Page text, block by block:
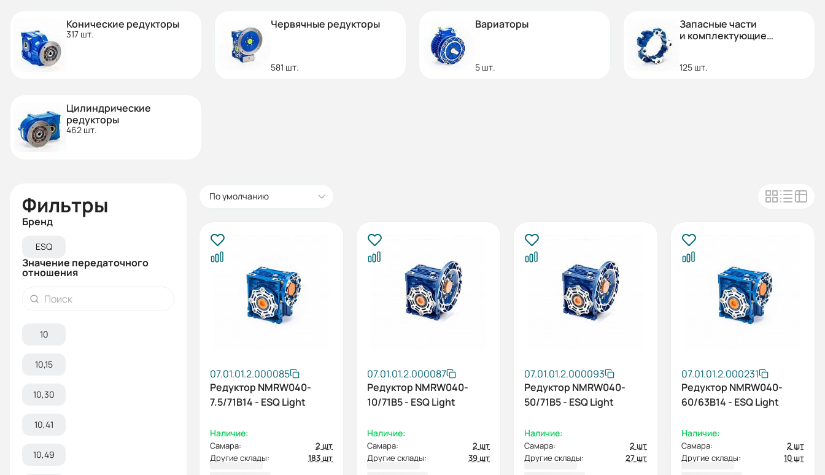
Конические редукторы
317 шт.
Червячные редукторы
581 шт.
Вариаторы
5 шт.
Запасные части
и комплектующие
125 шт.
Цилиндрические
редукторы
462 шт.
Фильтры
Бренд
ESQ
Значение передаточного
отношения
10
10,15
10,30
10,41
10,49
По умолчанию
07.01.01.2.000085
Редуктор NMRW040-
7.5/71B14 - ESQ Light
Наличие:
Самара:
2 шт
Другие склады:
183 шт
07.01.01.2.000087
Редуктор NMRW040-
10/71B5 - ESQ Light
Наличие:
Самара:
2 шт
Другие склады:
39 шт
07.01.01.2.000093
Редуктор NMRW040-
50/71B5 - ESQ Light
Наличие:
Самара:
2 шт
Другие склады:
27 шт
07.01.01.2.000231
Редуктор NMRW040-
60/63B14 - ESQ Light
Наличие:
Самара:
2 шт
Другие склады:
10 шт